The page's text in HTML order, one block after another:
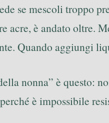
se mescoli troppo
acre, è andato oltre.
Quando aggiungi
nonna” è questo:
è impossibile